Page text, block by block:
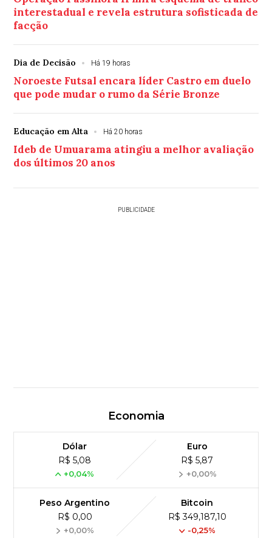
interestadual e revela estrutura sofisticada de
facção
Dia de Decisão Há 19 horas
Noroeste Futsal encara líder Castro em duelo
que pode mudar o rumo da Série Bronze
Educação em Alta Há 20 horas
Ideb de Umuarama atingiu a melhor avaliação
dos últimos 20 anos
PUBLICIDADE
Economia
Dólar
R$ 5,08
+0,04%
Euro
R$ 5,87
+0,00%
Peso Argentino
R$ 0,00
+0,00%
Bitcoin
R$ 349,187,10
-0,25%